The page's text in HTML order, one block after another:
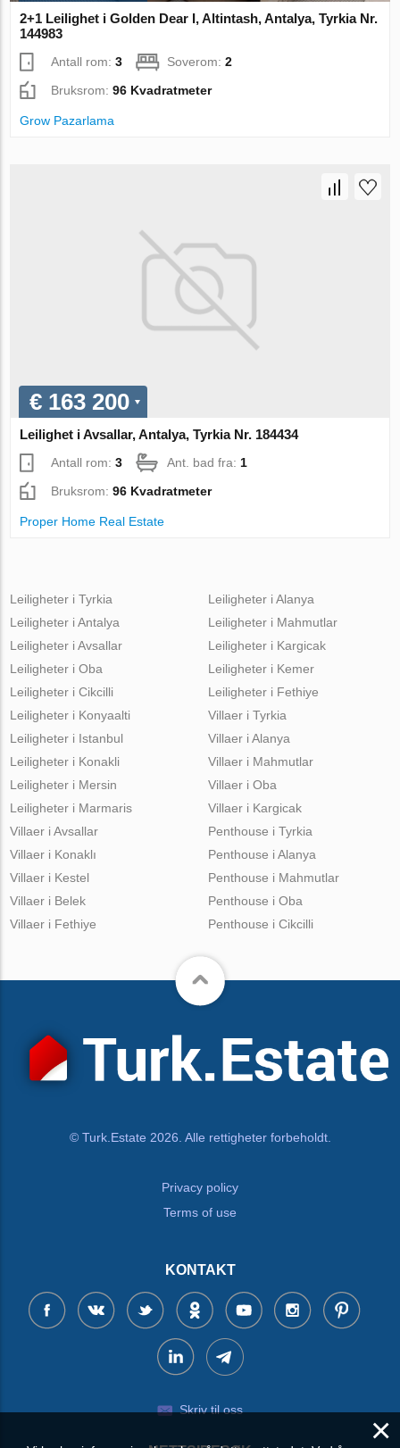
2+1 Leilighet i Golden Dear I, Altintash, Antalya, Tyrkia Nr.
144983
Antall rom:3 Soverom:2
Bruksrom:96 Kvadratmeter
Grow Pazarlama
€ 163 200
Leilighet i Avsallar, Antalya, Tyrkia Nr. 184434
Antall rom:3 Ant. bad fra: 1
Bruksrom:96 Kvadratmeter
Proper Home Real Estate
Leiligheter i Tyrkia
Leiligheter i Antalya
Leiligheter i Avsallar
Leiligheter i Oba
Leiligheter i Cikcilli
Leiligheter i Alanya
Leiligheter i Mahmutlar
Leiligheter i Kargicak
Leiligheter i Kemer
Leiligheter i Fethiye
Leiligheter i Konyaalti
Leiligheter i Istanbul
Leiligheter i Konakli
Leiligheter i Mersin
Leiligheter i Marmaris
Villaer i Tyrkia
Villaer i Alanya
Villaer i Mahmutlar
Villaer i Oba
Villaer i Kargicak
Villaer i Avsallar
Villaer i Konaklı
Villaer i Kestel
Villaer i Belek
Villaer i Fethiye
Penthouse i Tyrkia
Penthouse i Alanya
Penthouse i Mahmutlar
Penthouse i Oba
Penthouse i Cikcilli
© Turk.Estate 2026. Alle rettigheter forbeholdt.
Privacy policy
Terms of use
KONTAKT
Skriv til oss
×